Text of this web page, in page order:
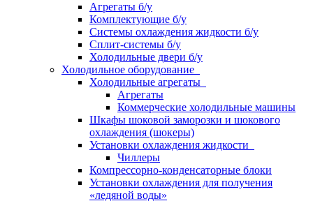
Агрегаты б/у
Комплектующие б/у
Системы охлаждения жидкости б/у
Сплит-системы б/у
Холодильные двери б/у
Холодильное оборудование
Холодильные агрегаты
Агрегаты
Коммерческие холодильные машины
Шкафы шоковой заморозки и шокового
охлаждения (шокеры)
Установки охлаждения жидкости
Чиллеры
Компрессорно-конденсаторные блоки
Установки охлаждения для получения
«ледяной воды»